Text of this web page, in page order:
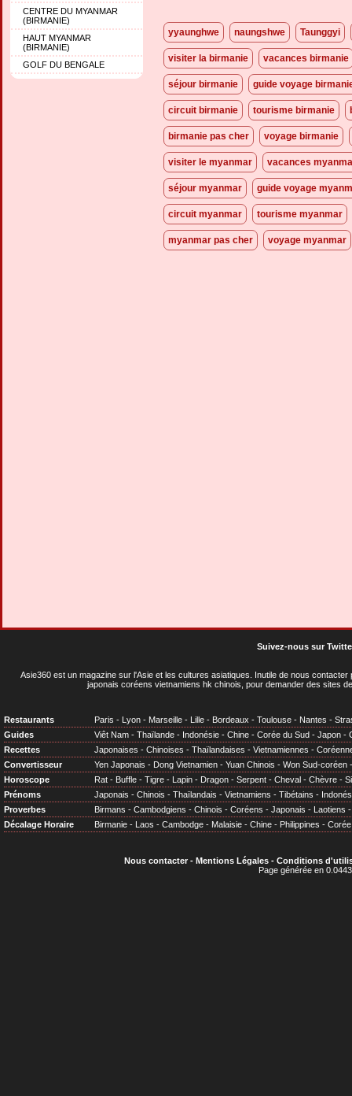
CENTRE DU MYANMAR
(BIRMANIE)
HAUT MYANMAR
(BIRMANIE)
GOLF DU BENGALE
yyaunghwe naungshwe Taunggyi
visiter la birmanie vacances birmanie
séjour birmanie guide voyage
circuit birmanie tourisme birmanie
birmanie pas cher voyage birmanie
visiter le myanmar vacances
séjour myanmar guide voyage
circuit myanmar tourisme myanmar
myanmar pas cher voyage myanmar
Suivez-nous sur
Asie360 est un magazine sur l'Asie et les cultures asiatiques . Inutile de nous
japonais coréens vietnamiens hk chinois, pour demander des sites
Restaurants Paris - Lyon - Marseille - Lille - Bordeaux - Toulouse - Nantes -
Guides
Viêt Nam - Thaïlande - Indonésie - Chine - Corée du Sud - Japon -
Recettes
Japonaises - Chinoises - Thaïlandaises - Vietnamiennes -
Convertisseur
Yen Japonais - Dong Vietnamien - Yuan Chinois - Won Sud-coréen
Horoscope
Rat - Buffle - Tigre - Lapin - Dragon - Serpent - Cheval - Chèvre -
Prénoms
Japonais - Chinois - Thaïlandais - Vietnamiens - Tibétains -
Proverbes
Birmans - Cambodgiens - Chinois - Coréens - Japonais - Laotiens
Décalage Horaire
Birmanie - Laos - Cambodge - Malaisie - Chine - Philippines - Corée
Nous contacter- Mentions Légales- Conditions
Page générée en